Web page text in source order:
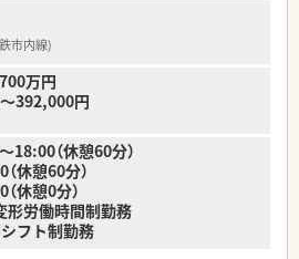
グストア・コンビニ併設など多様な薬局形態
です。
スタートした実績を持ち、今後も新規出
推進することで高い成長が見込める企業で
力しており、約25年前より在宅医療に取
実績を活かし、地域医療への貢献度が高いこ
市内線)
万円
392,000円
（休憩60分）
休憩60分）
休憩0分）
労働時間制勤務
フト制勤務